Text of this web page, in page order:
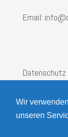
Wir
unseren
Email:
Datenschutz
AGB